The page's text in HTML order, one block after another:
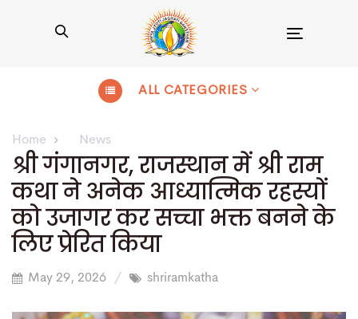
ALL CATEGORIES
Home News
श्री गंगानगर, राजस्थान में श्री राम
कथा ने अनेक आध्यात्मिक रहस्यों
को उजागर कर सच्चा भक्त बनने के
लिए प्रेरित किया
May 29, 2026 shriramkatha